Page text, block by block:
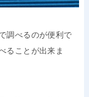
調べるのが便利で
ることが出来ま